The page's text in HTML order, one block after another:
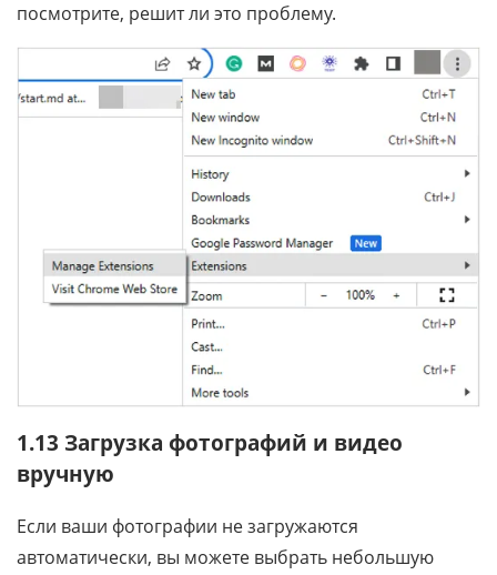
посмотрите, решит ли это проблему.
1.13 Загрузка фотографий и видео
вручную
Если ваши фотографии не загружаются
автоматически, вы можете выбрать небольшую